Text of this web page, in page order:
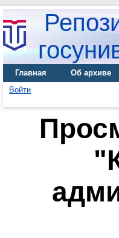
Главная Об архиве
Войти